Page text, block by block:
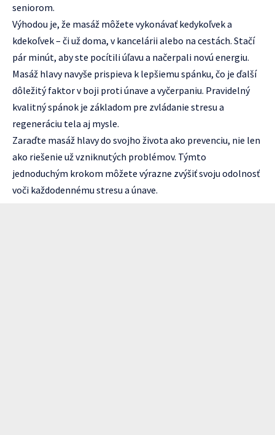
seniorom.
Výhodou je, že masáž môžete vykonávať kedykoľvek a
kdekoľvek – či už doma, v kancelárii alebo na cestách. Stačí
pár minút, aby ste pocítili úľavu a načerpali novú energiu.
Masáž hlavy navyše prispieva k lepšiemu spánku, čo je ďalší
dôležitý faktor v boji proti únave a vyčerpaniu. Pravidelný
kvalitný spánok je základom pre zvládanie stresu a
regeneráciu tela aj mysle.
Zaraďte masáž hlavy do svojho života ako prevenciu, nie len
ako riešenie už vzniknutých problémov. Týmto
jednoduchým krokom môžete výrazne zvýšiť svoju odolnosť
voči každodennému stresu a únave.